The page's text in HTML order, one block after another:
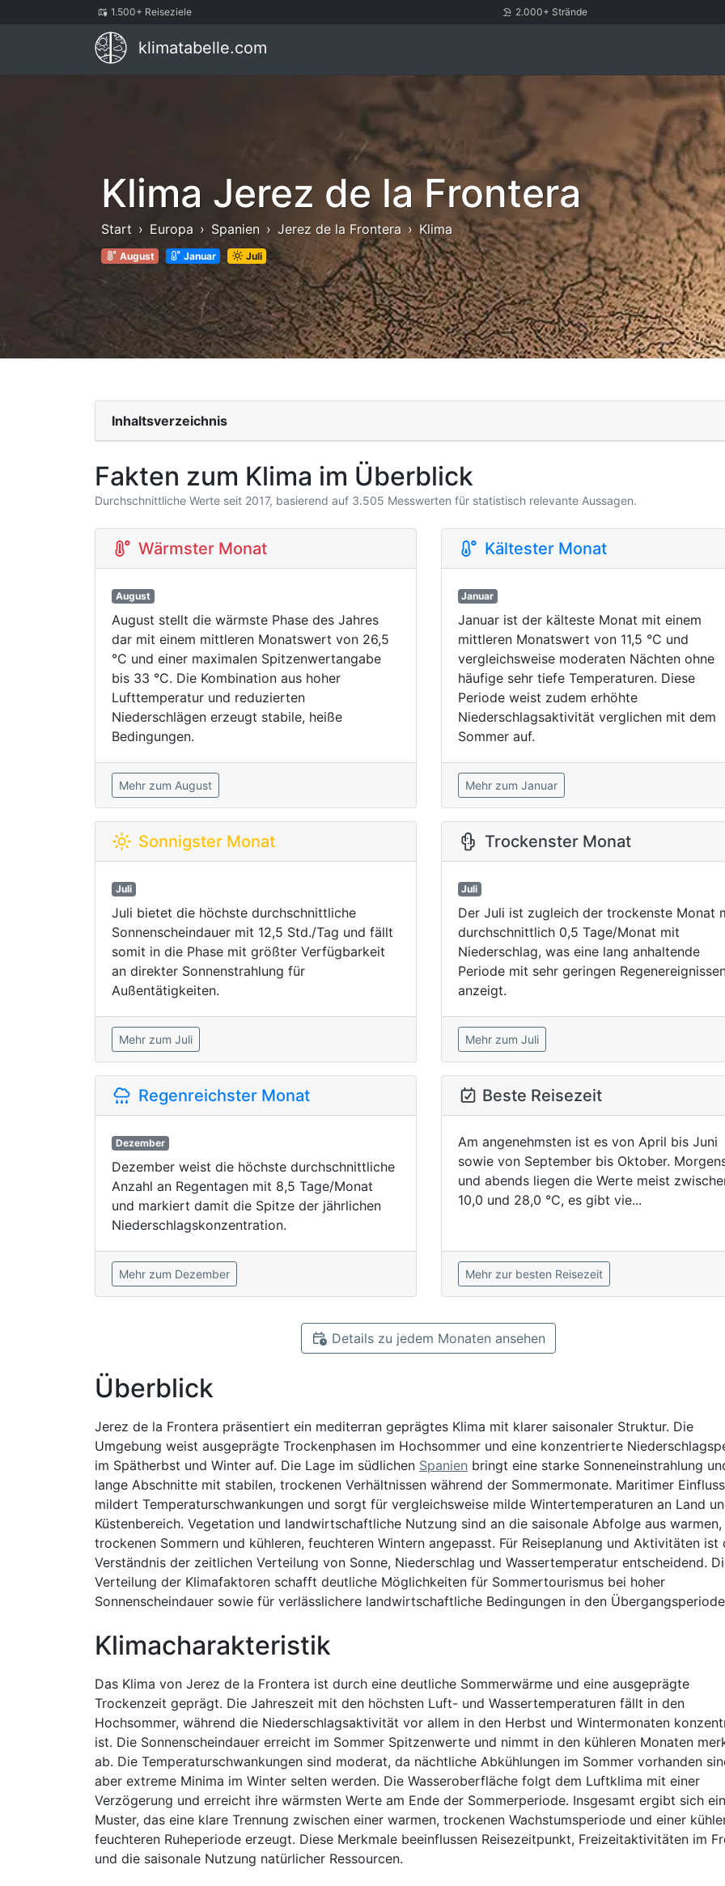
1.500+ Reiseziele 2.000+ Strände
klimatabelle.com
Klima Jerez de la Frontera
Start Europa Spanien Jerez de la Frontera Klima
August Januar Juli
Inhaltsverzeichnis
Fakten zum Klima im Überblick
Durchschnittliche Werte seit 2017, basierend auf 3.505 Messwerten für statistisch relevante Aussagen.
Wärmster Monat
August
August stellt die wärmste Phase des Jahres
dar mit einem mittleren Monatswert von 26,5
°C und einer maximalen Spitzenwertangabe
bis 33 °C. Die Kombination aus hoher
Lufttemperatur und reduzierten
Niederschlägen erzeugt stabile, heiße
Bedingungen.
Mehr zum August
Kältester Monat
Januar
Januar ist der kälteste Monat mit einem
mittleren Monatswert von 11,5 °C und
vergleichsweise moderaten Nächten ohne
häufige sehr tiefe Temperaturen. Diese
Periode weist zudem erhöhte
Niederschlagsaktivität verglichen mit dem
Sommer auf.
Mehr zum Januar
Sonnigster Monat
Juli
Juli bietet die höchste durchschnittliche
Sonnenscheindauer mit 12,5 Std./Tag und fällt
somit in die Phase mit größter Verfügbarkeit
an direkter Sonnenstrahlung für
Außentätigkeiten.
Mehr zum Juli
Trockenster Monat
Juli
Der Juli ist zugleich der trockenste Monat
durchschnittlich 0,5 Tage/Monat mit
Niederschlag, was eine lang anhaltende
Periode mit sehr geringen
anzeigt.
Mehr zum Juli
Regenreichster Monat
Dezember
Dezember weist die höchste durchschnittliche
Anzahl an Regentagen mit 8,5 Tage/Monat
und markiert damit die Spitze der jährlichen
Niederschlagskonzentration.
Mehr zum Dezember
Beste Reisezeit
Am angenehmsten ist es von April bis Juni
sowie von September bis Oktober.
und abends liegen die Werte meist
10,0 und 28,0 °C, es gibt vie...
Mehr zur besten Reisezeit
Details zu jedem Monaten ansehen
Überblick
Jerez de la Frontera präsentiert ein mediterran geprägtes Klima mit klarer saisonaler Struktur. Die
Umgebung weist ausgeprägte Trockenphasen im Hochsommer und eine konzentrierte
im Spätherbst und Winter auf. Die Lage im südlichen Spanien bringt eine starke Sonneneinstrahlung
lange Abschnitte mit stabilen, trockenen Verhältnissen während der Sommermonate. Maritimer Einfluss
mildert Temperaturschwankungen und sorgt für vergleichsweise milde Wintertemperaturen an Land
Küstenbereich. Vegetation und landwirtschaftliche Nutzung sind an die saisonale Abfolge aus warmen,
trockenen Sommern und kühleren, feuchteren Wintern angepasst. Für Reiseplanung und Aktivitäten ist
Verständnis der zeitlichen Verteilung von Sonne, Niederschlag und Wassertemperatur entscheidend.
Verteilung der Klimafaktoren schafft deutliche Möglichkeiten für Sommertourismus bei hoher
Sonnenscheindauer sowie für verlässlichere landwirtschaftliche Bedingungen in den
Klimacharakteristik
Das Klima von Jerez de la Frontera ist durch eine deutliche Sommerwärme und eine ausgeprägte
Trockenzeit geprägt. Die Jahreszeit mit den höchsten Luft- und Wassertemperaturen fällt in den
Hochsommer, während die Niederschlagsaktivität vor allem in den Herbst und Wintermonaten
ist. Die Sonnenscheindauer erreicht im Sommer Spitzenwerte und nimmt in den kühleren Monaten
ab. Die Temperaturschwankungen sind moderat, da nächtliche Abkühlungen im Sommer vorhanden
aber extreme Minima im Winter selten werden. Die Wasseroberfläche folgt dem Luftklima mit einer
Verzögerung und erreicht ihre wärmsten Werte am Ende der Sommerperiode. Insgesamt ergibt sich ein
Muster, das eine klare Trennung zwischen einer warmen, trockenen Wachstumsperiode und einer
feuchteren Ruheperiode erzeugt. Diese Merkmale beeinflussen Reisezeitpunkt, Freizeitaktivitäten im
und die saisonale Nutzung natürlicher Ressourcen.